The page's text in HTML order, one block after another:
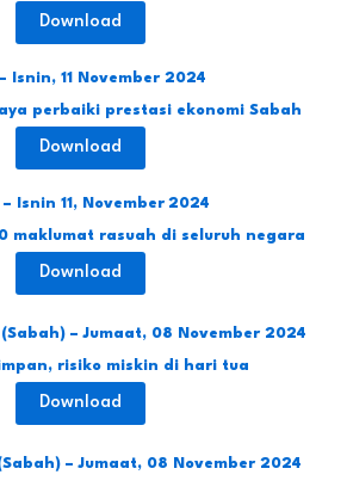
Download
– Isnin, 11 November 2024
perbaiki prestasi ekonomi Sabah
Download
– Isnin 11, November 2024
maklumat rasuah di seluruh negara
Download
(Sabah) – Jumaat, 08 November 2024
risiko miskin di hari tua
Download
(Sabah) – Jumaat, 08 November 2024